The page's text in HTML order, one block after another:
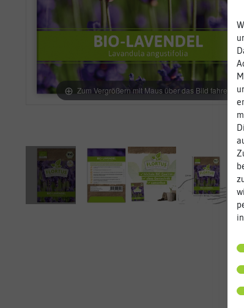
Zum Vergrößern mit Maus über das Bild fahren